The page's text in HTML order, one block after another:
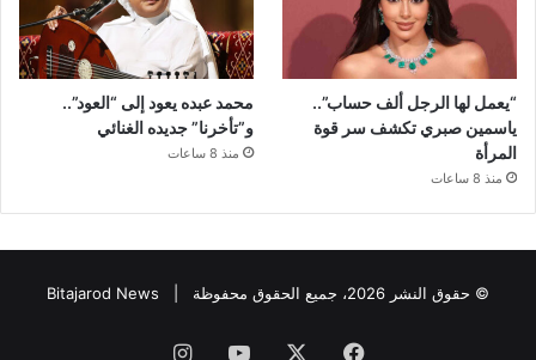
“يعمل لها الرجل ألف حساب”..
ياسمين صبري تكشف سر قوة
المرأة
منذ 8 ساعات
محمد عبده يعود إلى “العود”..
و”تأخرنا” جديده الغنائي
منذ 8 ساعات
© حقوق النشر 2026، جميع الحقوق محفوظة | Bitajarod News
فيسبوك ‫YouTubeانستقرام